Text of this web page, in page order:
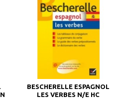
BESCHERELLE ESPAGNOL
LES VERBES N/E HC